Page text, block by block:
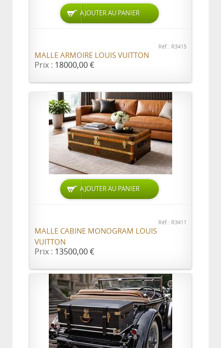
AJOUTER AU PANIER
Réf.: R3415
MALLE ARMOIRE LOUIS VUITTON
Prix : 18000,00 €
AJOUTER AU PANIER
Réf.: R3411
MALLE CABINE MONOGRAM LOUIS
VUITTON
Prix : 13500,00 €